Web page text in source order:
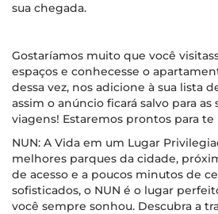
sua chegada.
Gostaríamos muito que você
espaços e conhecesse o
dessa vez, nos adicione à sua lista
assim o anúncio ficará salvo para as
viagens! Estaremos prontos para
NUN: A Vida em um Lugar
melhores parques da cidade,
de acesso e a poucos minutos de
sofisticados, o NUN é o lugar
você sempre sonhou. Descubra a